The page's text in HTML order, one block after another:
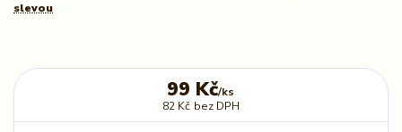
slevou
99 Kč/ks
82 Kč bez DPH